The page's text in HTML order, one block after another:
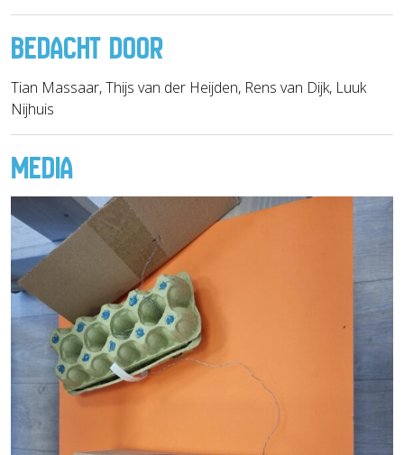
BEDACHT DOOR
Tian Massaar, Thijs van der Heijden, Rens van Dijk, Luuk
Nijhuis
MEDIA